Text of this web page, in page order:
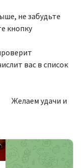
не забудьте
кнопку
вас в список
Желаем удачи и